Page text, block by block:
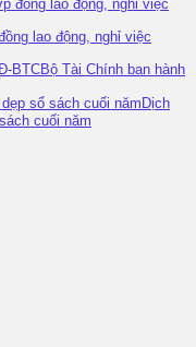
lao động, nghỉ việc
Bộ Tài Chính ban hành
Dịch
cuối năm